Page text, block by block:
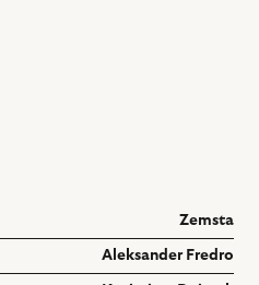
Zemsta
Aleksander Fredro